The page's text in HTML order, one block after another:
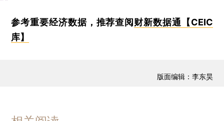
参考重要经济数据，推荐查阅 财新数据通【CEIC
库】
版面编辑：李东昊